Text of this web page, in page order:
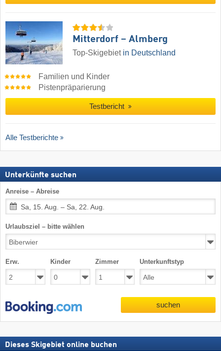
Mitterdorf – Almberg
Top-Skigebiet in Deutschland
Familien und Kinder
Pistenpräparierung
Testbericht
Alle Testberichte
Unterkünfte suchen
Anreise – Abreise
Sa, 15. Aug. – Sa, 22. Aug.
Urlaubsziel – bitte wählen
Erw. Kinder Zimmer Unterkunftstyp
suchen
Dieses Skigebiet online buchen